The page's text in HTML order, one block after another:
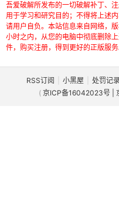
吾爱破解所发布的一切破解补丁、
用于学习和研究目的；不得将上述
请用户自负。本站信息来自网络，
小时之内，从您的电脑中彻底删除
件，购买注册，得到更好的正版服
RSS订阅 小黑屋 处罚记
( 京ICP备16042023号 |